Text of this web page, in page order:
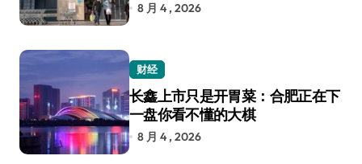
8 月 4 , 2026
财经
长鑫上市只是开胃菜：合肥正在下
一盘你看不懂的大棋
8 月 4 , 2026